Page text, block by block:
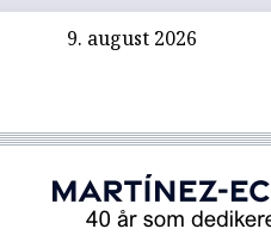
9. august 2026